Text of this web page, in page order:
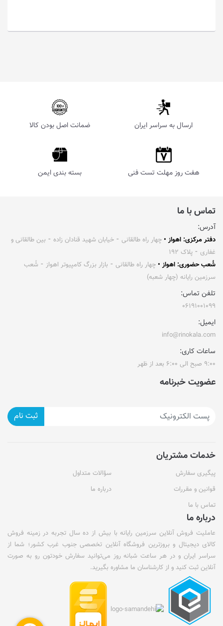
ارسال به سراسر ایران ضمانت اصل بودن کالا
هفت روز مهلت تست فنی بسته بندی ایمن
تماس با ما
آدرس:
دفتر مرکزی: اهواز • چهار راه طالقانی ⁃ خیابان شهید قنادان زاده ⁃ بین طالقانی و
غفاری ⁃ پلاک ۱۹۲
شُعب حضوری: اهواز • چهار راه طالقانی ⁃ بازار بزرگ کامپیوتر اهواز ⁃ شُعب
سرزمین رایانه (چهار شعبه)
تلفن تماس:
۰۶۱۹۱۰۰۱۰۹۹
ایمیل:
info@rinokala.com
ساعات کاری:
۹:۰۰ صبح الی ۶:۰۰ بعد از ظهر
عضویت خبرنامه
ثبت نام
خدمات مشتریان
پیگیری سفارش
سؤالات متداول
قوانین و مقررات
درباره ما
تماس با ما
درباره ما
عاملیت فروش آنلاین سرزمین رایانه با بیش از ده سال تجربه در زمینه فروش
کالای دیجیتال و بروزترین فروشگاه آنلاین تخصصی جنوب غرب کشور؛ شما از
سراسر ایران و در هر ساعت شبانه روز می‌توانید سفارش خودتون رو به صورت
آنلاین ثبت کنید و از کارشناسان ما مشاوره بگیرید.